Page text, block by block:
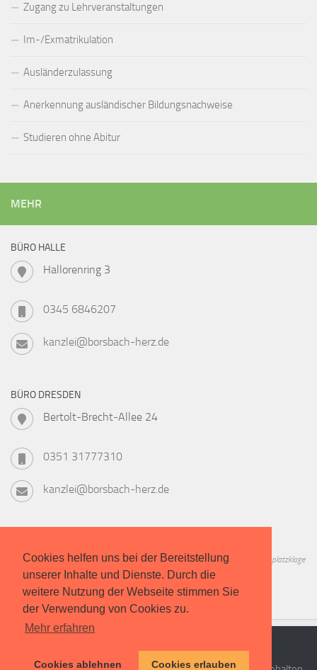
Cookies helfen uns bei der Bereitstellung
unserer Inhalte und Dienste. Durch die
weitere Nutzung der Webseite stimmen Sie
der Verwendung von Cookies zu.
Mehr erfahren
Cookies ablehnen Cookies erlauben
Zugang zu Lehrveranstaltungen
Im-/Exmatrikulation
Ausländerzulassung
Anerkennung ausländischer Bildungsnachweise
Studieren ohne Abitur
MEHR
BÜRO HALLE
Hallorenring 3
0345 6846207
kanzlei@borsbach-herz.de
BÜRO DRESDEN
Bertolt-Brecht-Allee 24
0351 31777310
kanzlei@borsbach-herz.de
Informieren Sie sich zu Geschichte, Verfahren, Kosten und Chancen der Studienplatzklage
in unserem kostenlosen Leitfaden!